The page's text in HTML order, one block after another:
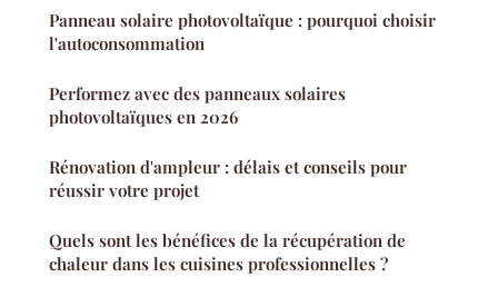
Panneau solaire photovoltaïque : pourquoi choisir
l'autoconsommation
Performez avec des panneaux solaires
photovoltaïques en 2026
Rénovation d'ampleur : délais et conseils pour
réussir votre projet
Quels sont les bénéfices de la récupération de
chaleur dans les cuisines professionnelles ?